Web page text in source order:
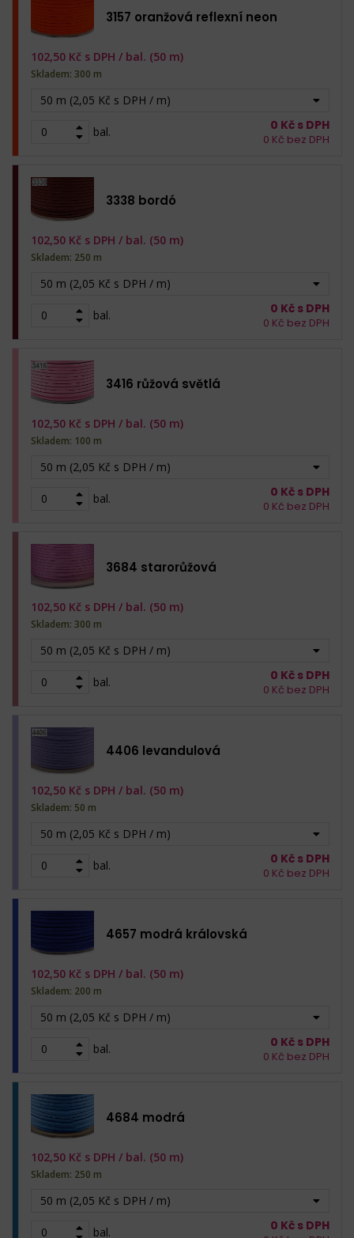
3157 oranžová reflexní neon
50 m (2,05 Kč s DPH / m)
bal.
102,50 Kč s DPH / bal. (50 m)
Skladem: 300 m
0 Kč s DPH
0 Kč bez DPH
3338 bordó
50 m (2,05 Kč s DPH / m)
bal.
102,50 Kč s DPH / bal. (50 m)
Skladem: 250 m
0 Kč s DPH
0 Kč bez DPH
3416 růžová světlá
50 m (2,05 Kč s DPH / m)
bal.
102,50 Kč s DPH / bal. (50 m)
Skladem: 100 m
0 Kč s DPH
0 Kč bez DPH
3684 starorůžová
50 m (2,05 Kč s DPH / m)
bal.
102,50 Kč s DPH / bal. (50 m)
Skladem: 300 m
0 Kč s DPH
0 Kč bez DPH
4406 levandulová
50 m (2,05 Kč s DPH / m)
bal.
102,50 Kč s DPH / bal. (50 m)
Skladem: 50 m
0 Kč s DPH
0 Kč bez DPH
4657 modrá královská
50 m (2,05 Kč s DPH / m)
bal.
102,50 Kč s DPH / bal. (50 m)
Skladem: 200 m
0 Kč s DPH
0 Kč bez DPH
4684 modrá
50 m (2,05 Kč s DPH / m)
bal.
102,50 Kč s DPH / bal. (50 m)
Skladem: 250 m
0 Kč s DPH